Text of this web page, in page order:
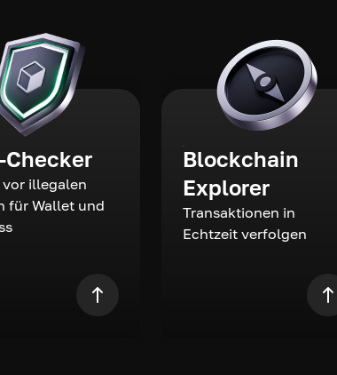
Checker
vor illegalen
für Wallet und
Blockchain
Explorer
Transaktionen in
Echtzeit verfolgen